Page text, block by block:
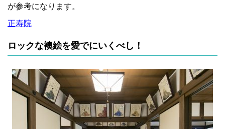
が参考になります。
正寿院
ロックな襖絵を愛でにいくべし！